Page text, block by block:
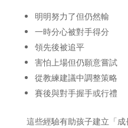
明明努力了但仍然輸
一時分心被對手得分
領先後被追平
害怕上場但仍願意嘗試
從教練建議中調整策略
賽後與對手握手或行禮
這些經驗有助孩子建立「